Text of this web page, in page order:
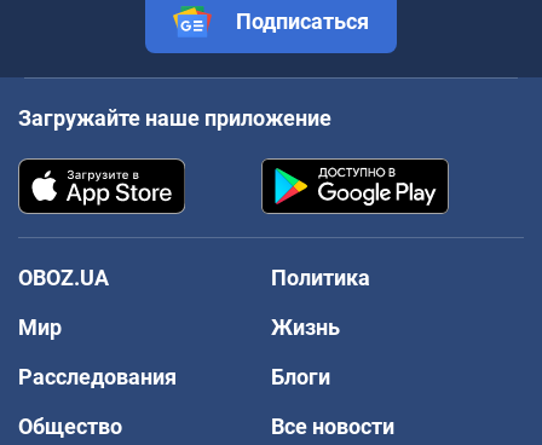
Подписаться
Загружайте наше приложение
OBOZ.UA
Политика
Мир
Жизнь
Расследования
Блоги
Общество
Все новости